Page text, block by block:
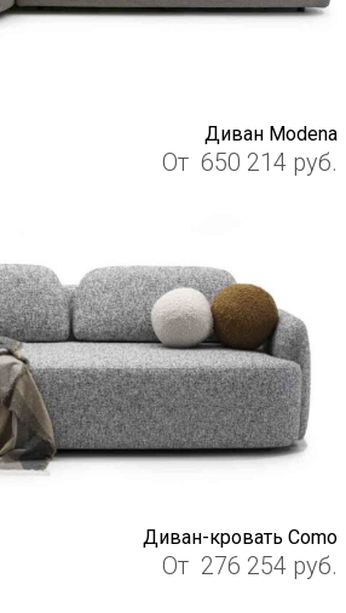
Диван Modena
От 650 214 руб.
Диван-кровать Como
От 276 254 руб.